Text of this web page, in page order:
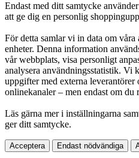
Endast med ditt samtycke
att ge dig en personlig
För detta samlar vi in data om våra
enheter. Denna information
vår webbplats, visa personligt
analysera användningsstatistik. Vi
uppgifter med externa leverantörer
onlinekanaler – men endast om du
Läs gärna mer i inställningarna
ger ditt samtycke.
Acceptera Endast nödvändiga